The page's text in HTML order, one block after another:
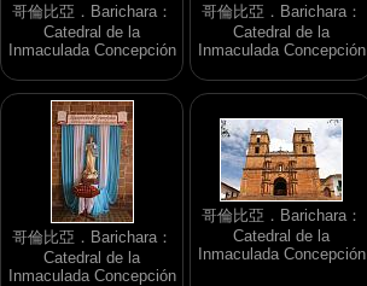
哥倫比亞．Barichara：
Catedral de la
Inmaculada Concepción
哥倫比亞．Barichara：
Catedral de la
Inmaculada Concepción
哥倫比亞．Barichara：
Catedral de la
Inmaculada Concepción
哥倫比亞．Barichara：
Catedral de la
Inmaculada Concepción